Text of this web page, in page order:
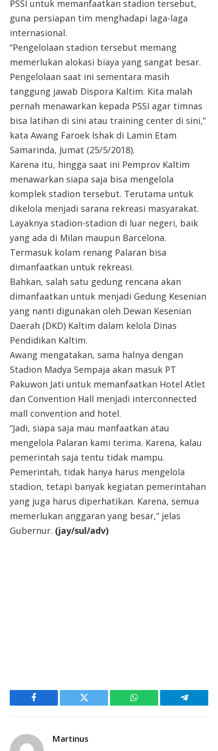
PSSI untuk memanfaatkan stadion tersebut,
guna persiapan tim menghadapi laga-laga
internasional.
“Pengelolaan stadion tersebut memang
memerlukan alokasi biaya yang sangat besar.
Pengelolaan saat ini sementara masih
tanggung jawab Dispora Kaltim. Kita malah
pernah menawarkan kepada PSSI agar timnas
bisa latihan di sini atau training center di sini,”
kata Awang Faroek Ishak di Lamin Etam
Samarinda, Jumat (25/5/2018).
Karena itu, hingga saat ini Pemprov Kaltim
menawarkan siapa saja bisa mengelola
komplek stadion tersebut. Terutama untuk
dikelola menjadi sarana rekreasi masyarakat.
Layaknya stadion-stadion di luar negeri, baik
yang ada di Milan maupun Barcelona.
Termasuk kolam renang Palaran bisa
dimanfaatkan untuk rekreasi.
Bahkan, salah satu gedung rencana akan
dimanfaatkan untuk menjadi Gedung Kesenian
yang nanti digunakan oleh Dewan Kesenian
Daerah (DKD) Kaltim dalam kelola Dinas
Pendidikan Kaltim.
Awang mengatakan, sama halnya dengan
Stadion Madya Sempaja akan masuk PT
Pakuwon Jati untuk memanfaatkan Hotel Atlet
dan Convention Hall menjadi interconnected
mall convention and hotel.
“Jadi, siapa saja mau manfaatkan atau
mengelola Palaran kami terima. Karena, kalau
pemerintah saja tentu tidak mampu.
Pemerintah, tidak hanya harus mengelola
stadion, tetapi banyak kegiatan pemerintahan
yang juga harus diperhatikan. Karena, semua
memerlukan anggaran yang besar,” jelas
Gubernur. (jay/sul/adv)
Facebook Twitter WhatsApp Telegram
Martinus